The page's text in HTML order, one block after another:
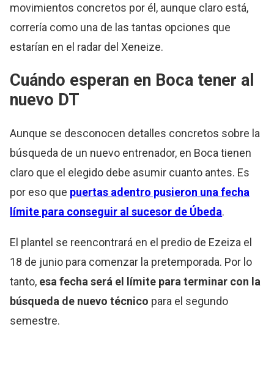
movimientos concretos por él, aunque claro está,
correría como una de las tantas opciones que
estarían en el radar del Xeneize.
Cuándo esperan en Boca tener al
nuevo DT
Aunque se desconocen detalles concretos sobre la
búsqueda de un nuevo entrenador, en Boca tienen
claro que el elegido debe asumir cuanto antes. Es
por eso que puertas adentro pusieron una fecha
límite para conseguir al sucesor de Úbeda.
El plantel se reencontrará en el predio de Ezeiza el
18 de junio para comenzar la pretemporada. Por lo
tanto, esa fecha será el límite para terminar con la
búsqueda de nuevo técnico para el segundo
semestre.